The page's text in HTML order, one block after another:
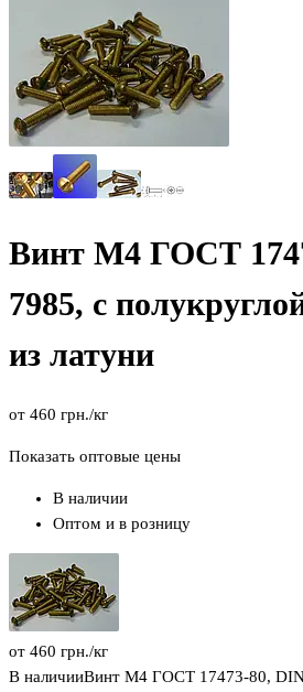
Винт М4 ГОСТ
7985, с
из латуни
от 460 грн./кг
Показать оптовые цены
В наличии
Оптом и в розницу
от 460 грн./кг
В наличииВинт М4 ГОСТ 17473-80, DIN